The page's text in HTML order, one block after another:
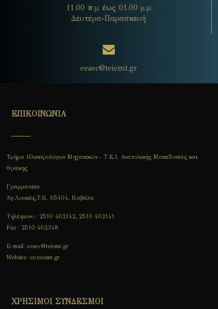
11.00 π.μ έως 01.00 μ.μ
Δευτέρα-Παρασκευή
eesec@teiemt.gr
ΕΠΙΚΟΙΝΩΝΙΑ
Τμήμα Ηλεκτρολόγων Μηχανικών - Τ.Ε.Ι. Ανατολικής Μακεδονίας και
Θράκης
Γραμματεία
Άγ.Λουκάς,Τ.Κ. 65404, Καβάλα
Τηλέφωνο : 2510 462142, 2510 462141
Fax : 2510 462348
E-mail: eesec@teiemt.gr
Website: ee.teiemt.gr
ΧΡΗΣΙΜΟΙ ΣΥΝΔΕΣΜΟΙ